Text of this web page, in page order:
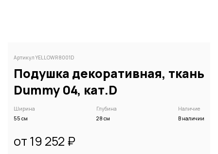
Артикул YELLOWR8001D
Подушка декоративная, ткань
Dummy 04, кат.D
Ширина
55 см
Глубина
28 см
Наличие
В наличии
от 19 252 ₽